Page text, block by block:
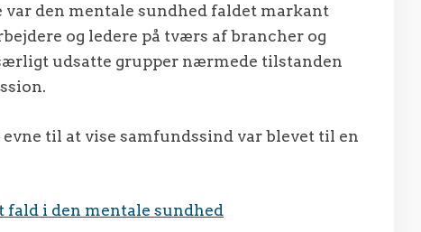
var den mentale sundhed faldet markant
og ledere på tværs af brancher og
udsatte grupper nærmede tilstanden
evne til at vise samfundssind var blevet til en
fald i den mentale sundhed